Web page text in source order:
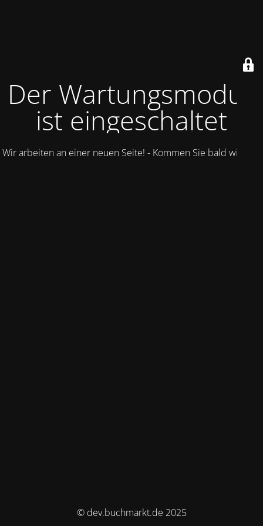
Der Wartungsmodus
ist eingeschaltet
Wir arbeiten an einer neuen Seite! - Kommen Sie bald wieder.
© dev.buchmarkt.de 2025